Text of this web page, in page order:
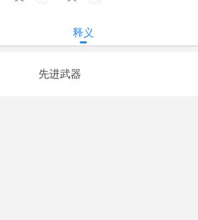
释义
先进武器